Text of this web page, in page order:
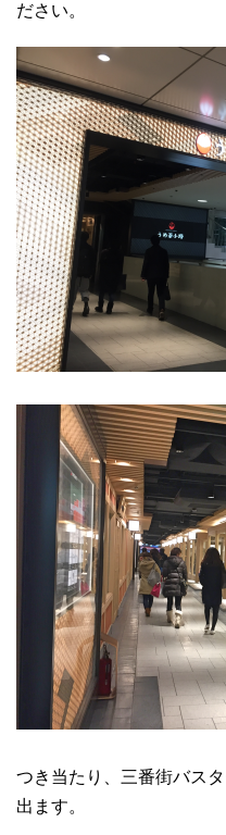
ださい。
つき当たり、三番街バス
出ます。